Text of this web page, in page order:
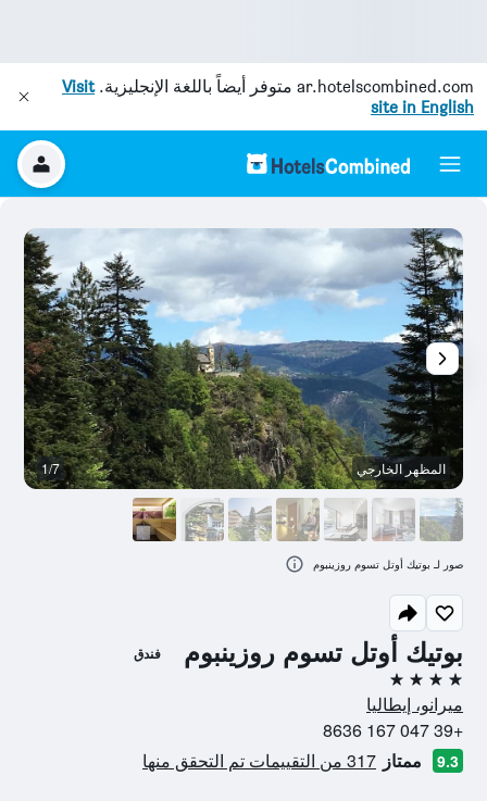
ar.hotelscombined.com متوفر أيضاً باللغة الإنجليزية.Visit
site in English
بوتيك أوتل تسوم روزينبوم فندق
4 نجوم
ميرانو، إيطاليا
+39 047 167 8636
9.3 ممتاز 317 من التقييمات تم التحقق منها
المظهر الخارجي 1/7
صور لـ بوتيك أوتل تسوم روزينبوم